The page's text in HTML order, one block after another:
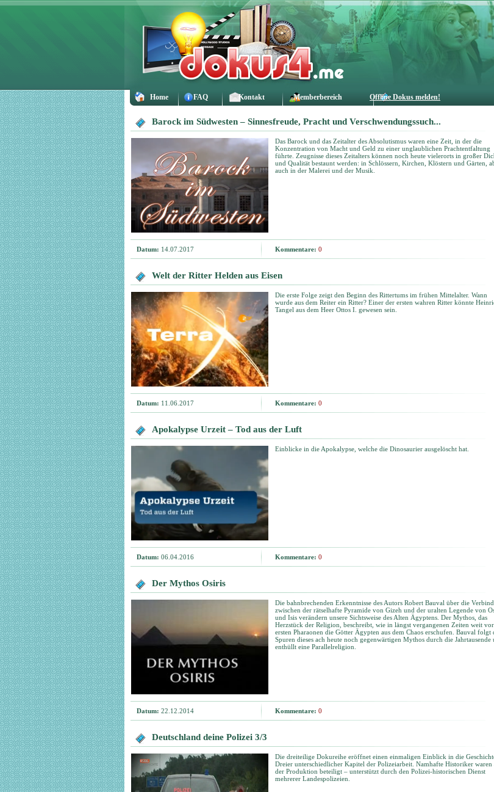
Home FAQ Kontakt Memberbereich Offline Dokus melden!
Barock im Südwesten – Sinnesfreude, Pracht und Verschwendungssuch...
Das Barock und das Zeitalter des Absolutismus waren eine Zeit, in der die
Konzentration von Macht und Geld zu einer unglaublichen Prachtentfaltung
führte. Zeugnisse dieses Zeitalters können noch heute vielerorts in großer
und Qualität bestaunt werden: in Schlössern, Kirchen, Klöstern und Gärten,
auch in der Malerei und der Musik.
Datum: 14.07.2017 Kommentare: 0
Welt der Ritter Helden aus Eisen
Die erste Folge zeigt den Beginn des Rittertums im frühen Mittelalter. Wann
wurde aus dem Reiter ein Ritter? Einer der ersten wahren Ritter könnte
Tangel aus dem Heer Ottos I. gewesen sein.
Datum: 11.06.2017 Kommentare: 0
Apokalypse Urzeit – Tod aus der Luft
Einblicke in die Apokalypse, welche die Dinosaurier ausgelöscht hat.
Datum: 06.04.2016 Kommentare: 0
Der Mythos Osiris
Die bahnbrechenden Erkenntnisse des Autors Robert Bauval über die
zwischen der rätselhafte Pyramide von Gizeh und der uralten Legende von
und Isis verändern unsere Sichtsweise des Alten Ägyptens. Der Mythos, das
Herzstück der Religion, beschreibt, wie in längst vergangenen Zeiten weit
ersten Pharaonen die Götter Ägypten aus dem Chaos erschufen. Bauval folgt
Spuren dieses ach heute noch gegenwärtigen Mythos durch die Jahrtausende
enthüllt eine Parallelreligion.
Datum: 22.12.2014 Kommentare: 0
Deutschland deine Polizei 3/3
Die dreiteilige Dokureihe eröffnet einen einmaligen Einblick in die
Dreier unterschiedlicher Kapitel der Polizeiarbeit. Namhafte Historiker waren
der Produktion beteiligt – unterstützt durch den Polizei-historischen Dienst
mehrerer Landespolizeien.